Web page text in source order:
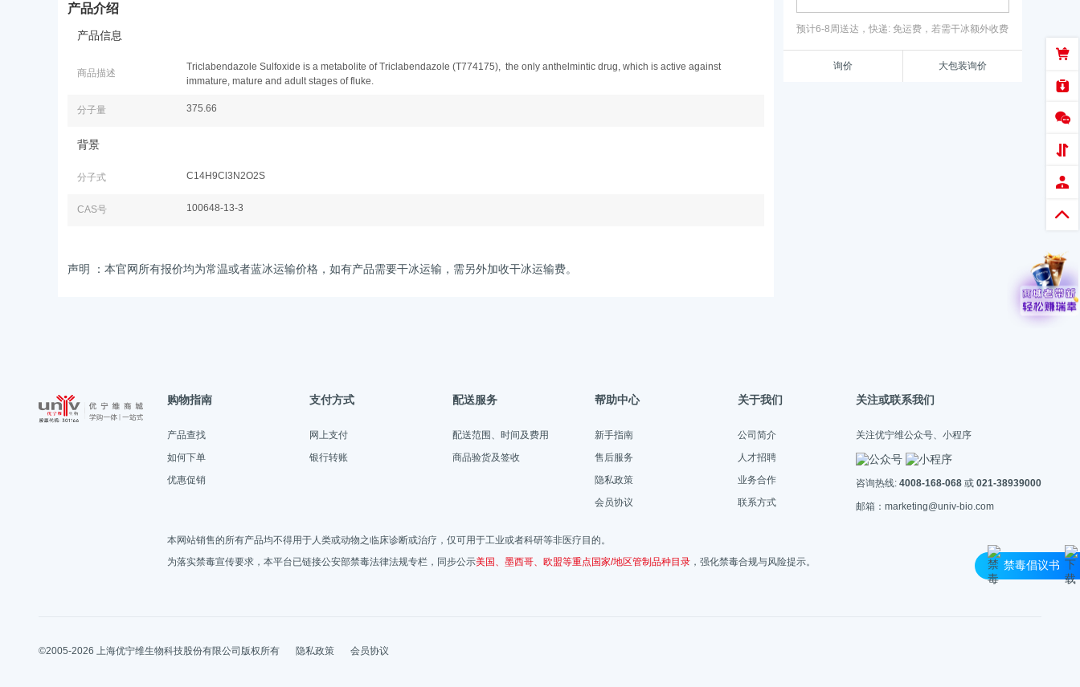
产品介绍
产品信息
商品描述
Triclabendazole Sulfoxide is a metabolite of Triclabendazole (T774175),  the only anthelmintic drug, which is active against
immature, mature and adult stages of fluke.
分子量 375.66
背景
分子式 C14H9Cl3N2O2S
CAS号 100648-13-3
声明 ：本官网所有报价均为常温或者蓝冰运输价格，如有产品需要干冰运输，需另外加收干冰运输费。
预计6-8周送达，快递: 免运费，若需干冰额外收费
询价 大包装询价
购物指南
产品查找
如何下单
优惠促销
支付方式
网上支付
银行转账
配送服务
配送范围、时间及费用
商品验货及签收
帮助中心
新手指南
售后服务
隐私政策
会员协议
关于我们
公司简介
人才招聘
业务合作
联系方式
本网站销售的所有产品均不得用于人类或动物之临床诊断或治疗，仅可用于工业或者科研等非医疗目的。
为落实禁毒宣传要求，本平台已链接公安部禁毒法律法规专栏，同步公示美国、墨西哥、欧盟等重点国家/地区管制品种目录 ，强化禁毒合规与风险提示。
关注或联系我们
关注优宁维公众号、小程序
咨询热线: 4008-168-068 或 021-38939000
邮箱：marketing@univ-bio.com
©2005-2026 上海优宁维生物科技股份有限公司版权所有 隐私政策 会员协议
禁毒倡议书